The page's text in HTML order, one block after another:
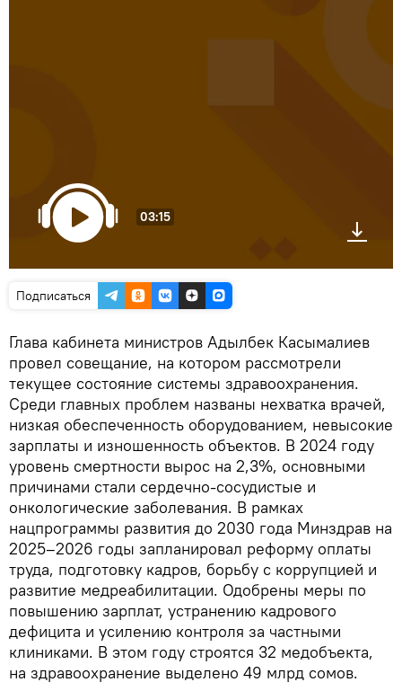
03:15
Подписаться
Глава кабинета министров Адылбек Касымалиев
провел совещание, на котором рассмотрели
текущее состояние системы здравоохранения.
Среди главных проблем названы нехватка врачей,
низкая обеспеченность оборудованием, невысокие
зарплаты и изношенность объектов. В 2024 году
уровень смертности вырос на 2,3%, основными
причинами стали сердечно-сосудистые и
онкологические заболевания. В рамках
нацпрограммы развития до 2030 года Минздрав на
2025–2026 годы запланировал реформу оплаты
труда, подготовку кадров, борьбу с коррупцией и
развитие медреабилитации. Одобрены меры по
повышению зарплат, устранению кадрового
дефицита и усилению контроля за частными
клиниками. В этом году строятся 32 медобъекта,
на здравоохранение выделено 49 млрд сомов.